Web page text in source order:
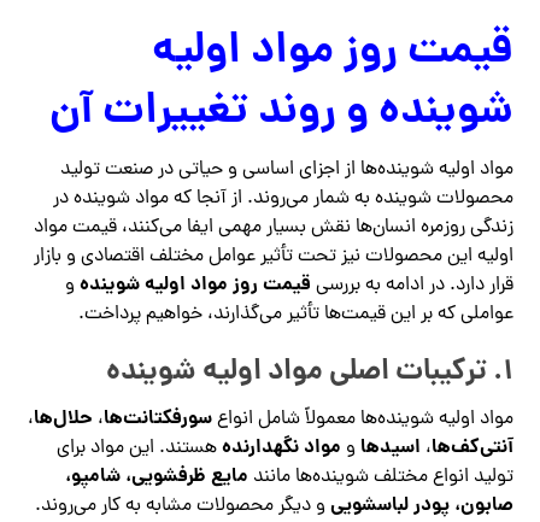
قیمت روز مواد اولیه
شوینده و روند تغییرات آن
مواد اولیه شوینده‌ها از اجزای اساسی و حیاتی در صنعت تولید
محصولات شوینده به شمار می‌روند. از آنجا که مواد شوینده در
زندگی روزمره انسان‌ها نقش بسیار مهمی ایفا می‌کنند، قیمت مواد
اولیه این محصولات نیز تحت تأثیر عوامل مختلف اقتصادی و بازار
قرار دارد. در ادامه به بررسی قیمت روز مواد اولیه شوینده و
عواملی که بر این قیمت‌ها تأثیر می‌گذارند، خواهیم پرداخت.
1. ترکیبات اصلی مواد اولیه شوینده
مواد اولیه شوینده‌ها معمولاً شامل انواعسورفکتانت‌ها، حلال‌ها،
آنتی‌کف‌ها، اسیدها و مواد نگهدارندههستند. این مواد برای
تولید انواع مختلف شوینده‌ها مانند مایع ظرفشویی، شامپو،
صابون، پودر لباسشویی و دیگر محصولات مشابه به کار می‌روند.